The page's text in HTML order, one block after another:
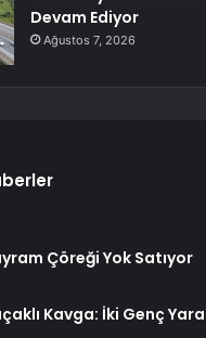
Devam Ediyor
Ağustos 7, 2026
Çöreği Yok Satıyor
Kavga: İki Genç